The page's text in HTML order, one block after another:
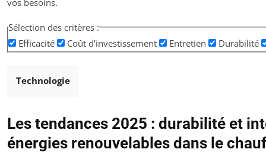
Sélection des critères :
Efficacité
Coût d’investissement Entretien Durabilité
Technologie
Les tendances 2025 : durabilité et
énergies renouvelables dans le